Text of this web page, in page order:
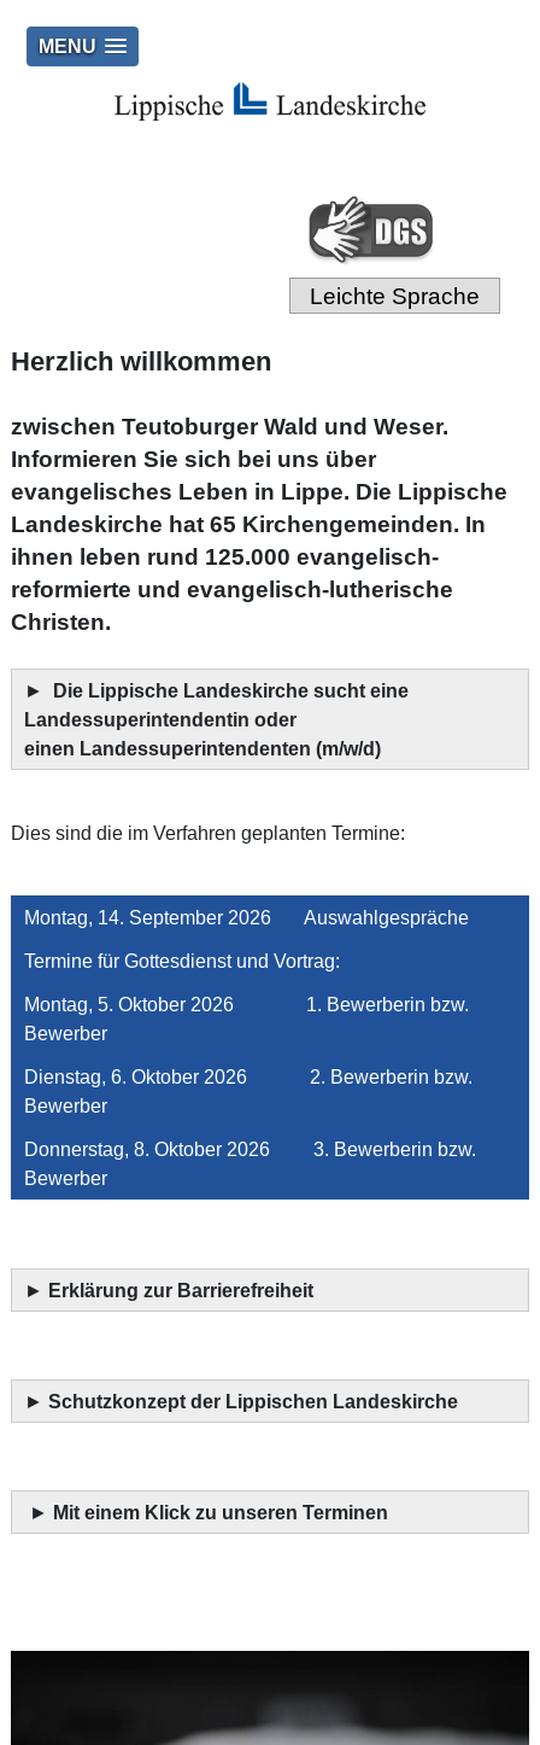
MENU
Leichte Sprache
Herzlich willkommen
zwischen Teutoburger Wald und Weser.
Informieren Sie sich bei uns über
evangelisches Leben in Lippe. Die Lippische
Landeskirche hat 65 Kirchengemeinden. In
ihnen leben rund 125.000 evangelisch-
reformierte und evangelisch-lutherische
Christen.
► Die Lippische Landeskirche sucht eine
Landessuperintendentin oder
einen Landessuperintendenten (m/w/d)
Dies sind die im Verfahren geplanten Termine:
Montag, 14. September 2026 Auswahlgespräche
Termine für Gottesdienst und Vortrag:
Montag, 5. Oktober 2026 1. Bewerberin bzw.
Bewerber
Dienstag, 6. Oktober 2026 2. Bewerberin bzw.
Bewerber
Donnerstag, 8. Oktober 2026 3. Bewerberin bzw.
Bewerber
► Erklärung zur Barrierefreiheit
► Schutzkonzept der Lippischen Landeskirche
► Mit einem Klick zu unseren Terminen